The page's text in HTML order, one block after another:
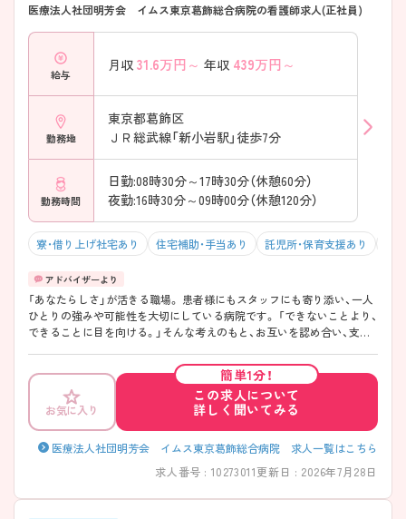
医療法人社団明芳会 イムス東京葛飾総合病院の看護師求人(正社員)
給与
月収 31.6万円～ 年収 439万円～
勤務地
東京都葛飾区
ＪＲ総武線「新小岩駅」徒歩7分
勤務時間
日勤:08時30分～17時30分（休憩60分）
夜勤:16時30分～09時00分（休憩120分）
寮・借り上げ社宅あり 住宅補助・手当あり 託児所・保育支援あり
「あなたらしさ」が活きる職場。 患者様にもスタッフにも寄り添い、一人
ひとりの強みや可能性を大切にしている病院です。 「できないことより、
できることに目を向ける。」そんな考えのもと、お互いを認め合い、支え
浅い方やブランクのある方も安心して成長できる環境です◎
お気に入り
簡単1分！
この求人について
詳しく聞いてみる
医療法人社団明芳会 イムス東京葛飾総合病院 求人一覧はこちら
求人番号 : 10273011更新日 : 2026年7月28日